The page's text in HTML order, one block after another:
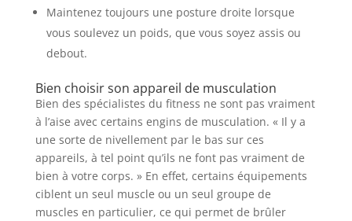
Maintenez toujours une posture droite lorsque
vous soulevez un poids, que vous soyez assis ou
debout.
Bien choisir son appareil de musculation
Bien des spécialistes du fitness ne sont pas vraiment
à l’aise avec certains engins de musculation. « Il y a
une sorte de nivellement par le bas sur ces
appareils, à tel point qu’ils ne font pas vraiment de
bien à votre corps. » En effet, certains équipements
ciblent un seul muscle ou un seul groupe de
muscles en particulier, ce qui permet de brûler